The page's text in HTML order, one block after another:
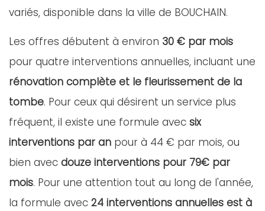
variés, disponible dans la ville de BOUCHAIN.
Les offres débutent à environ 30 € par mois
pour quatre interventions annuelles, incluant une
rénovation complète et le fleurissement de la
tombe. Pour ceux qui désirent un service plus
fréquent, il existe une formule avec six
interventions par an pour à 44 € par mois, ou
bien avec douze interventions pour 79€ par
mois. Pour une attention tout au long de l'année,
la formule avec 24 interventions annuelles est à